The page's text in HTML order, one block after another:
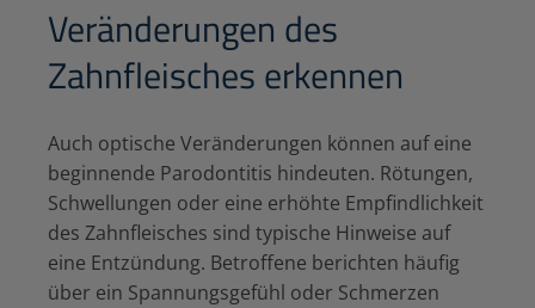
Veränderungen des
Zahnfleisches erkennen
Auch optische Veränderungen können auf eine
beginnende Parodontitis hindeuten. Rötungen,
Schwellungen oder eine erhöhte Empfindlichkeit
des Zahnfleisches sind typische Hinweise auf
eine Entzündung. Betroffene berichten häufig
über ein Spannungsgefühl oder Schmerzen